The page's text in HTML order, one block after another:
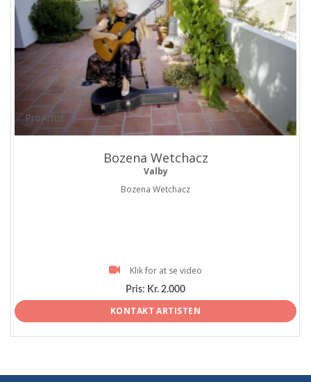
ProArtist
Bozena Wetchacz
Valby
Bozena Wetchacz
Klik for at se video
Pris: Kr. 2.000
KONTAKT ARTISTEN